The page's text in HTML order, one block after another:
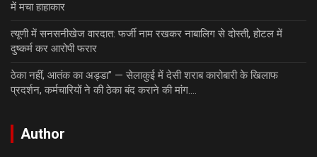
में मचा हाहाकार
त्यूणी में सनसनीखेज वारदात: फर्जी नाम रखकर नाबालिग से दोस्ती, होटल में
दुष्कर्म कर आरोपी फरार
ठेका नहीं, आतंक का अड्डा” — सेलाकुई में देसी शराब कारोबारी के खिलाफ
प्रदर्शन, कर्मचारियों ने की ठेका बंद कराने की मांग….
Author